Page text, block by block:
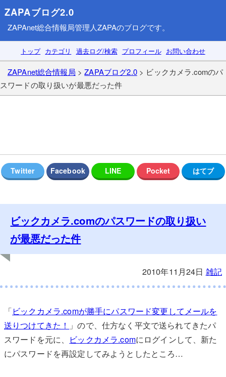
ZAPAブログ2.0
ZAPAnet総合情報局管理人ZAPAのブログです。
トップ カテゴリ 過去ログ/検索 プロフィール お問い合わせ
ZAPAnet総合情報局 >ZAPAブログ2.0> ビックカメラ.comのパ
スワードの取り扱いが最悪だった件
ビックカメラ.comのパスワードの取り扱い
が最悪だった件
2010年11月24日 雑記
「ビックカメラ.comが勝手にパスワード変更してメールを
送りつけてきた！ 」ので、仕方なく平文で送られてきたパ
スワードを元に、
ビックカメラ.comにログインして、新た
にパスワードを再設定してみようとしたところ…